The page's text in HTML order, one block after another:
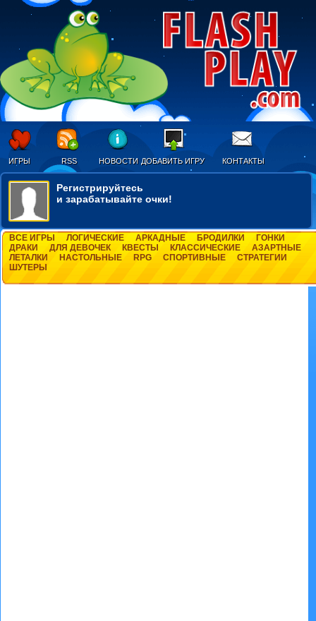
ИГРЫ RSS НОВОСТИ ДОБАВИТЬ ИГРУ КОНТАКТЫ
Регистрируйтесь
и зарабатывайте очки!
ВСЕ ИГРЫ ЛОГИЧЕСКИЕ АРКАДНЫЕ БРОДИЛКИ
ГОНКИ
ДРАКИ
ДЛЯ ДЕВОЧЕК КВЕСТЫ КЛАССИЧЕСКИЕ
АЗАРТНЫЕ
ЛЕТАЛКИ
НАСТОЛЬНЫЕ RPG СПОРТИВНЫЕ
СТРАТЕГИИ
ШУТЕРЫ